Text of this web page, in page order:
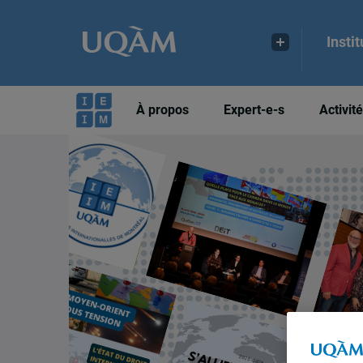
À propos Expert-e-s